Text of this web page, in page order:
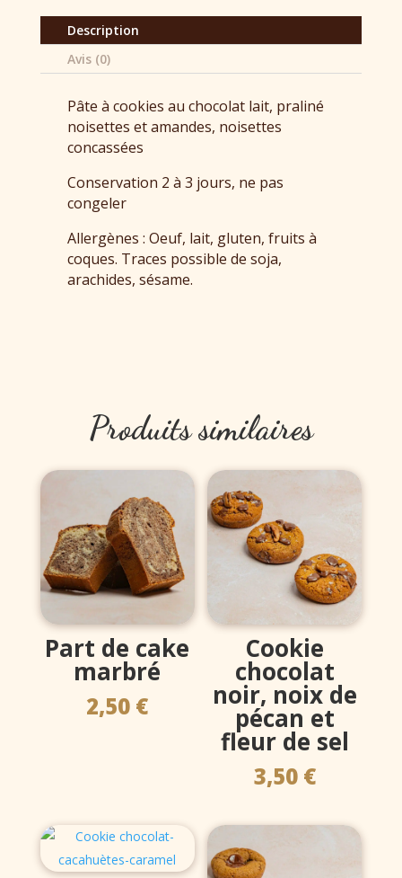
noisettes
Description
Avis (0)
Pâte à cookies au chocolat lait, praliné
noisettes et amandes, noisettes
concassées
Conservation 2 à 3 jours, ne pas
congeler
Allergènes : Oeuf, lait, gluten, fruits à
coques. Traces possible de soja,
arachides, sésame.
Produits similaires
Part de cake
marbré
2,50 €
Cookie
chocolat
noir, noix de
pécan et
fleur de sel
3,50 €